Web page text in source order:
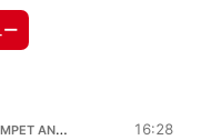
ー
BENJAMIN PAWLAK: SONATA FOR TRUMPET AND PIANO 16:28